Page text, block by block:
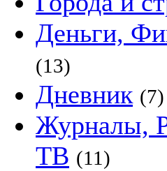
Деньги,
(13)
Дневник (7)
Журналы,
ТВ (11)